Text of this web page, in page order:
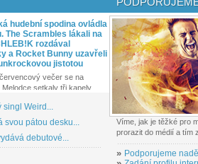
hudební spodina ovládla
The Scrambles lákali na
rozdával
a Rocket Bunny uzavřeli
jistotou
večer se na
setkaly tři kapely...
singl Weird...
svou pátou desku...
debutové...
Víme, jak je těžké pro
prorazit do médií a tím
» Podporujeme